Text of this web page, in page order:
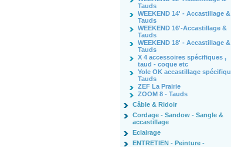
Tauds
WEEKEND 14' - Accastillage &
Tauds
WEEKEND 16'-Accastillage &
Tauds
WEEKEND 18' - Accastillage &
Tauds
X 4 accessoires spécifiques ,
taud - coque etc
Yole OK accastillage
Tauds
ZEF La Prairie
ZOOM 8 - Tauds
Câble & Ridoir
Cordage - Sandow - Sangle &
accastillage
Eclairage
ENTRETIEN - Peinture -